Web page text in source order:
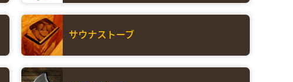
サウナストーブ